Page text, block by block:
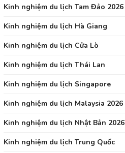
Kinh nghiệm du lịch Tam Đảo 2026
Kinh nghiệm du lịch Hà Giang
Kinh nghiệm du lịch Cửa Lò
Kinh nghiệm du lịch Thái Lan
Kinh nghiệm du lịch Singapore
Kinh nghiệm du lịch Malaysia 2026
Kinh nghiệm du lịch Nhật Bản 2026
Kinh nghiệm du lịch Trung Quốc